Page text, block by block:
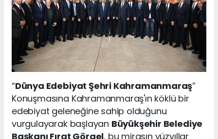
“Dünya Edebiyat Şehri Kahramanmaraş”
Konuşmasına Kahramanmaraş'ın köklü bir
edebiyat geleneğine sahip olduğunu
vurgulayarak başlayan Büyükşehir Belediye
Başkanı Fırat Görgel, bu mirasın yüzyıllar